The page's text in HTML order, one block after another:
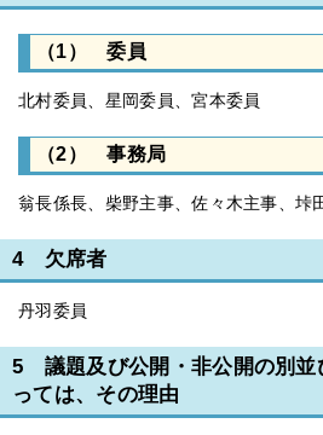
（1） 委員
北村委員、星岡委員、宮本委員
（2） 事務局
翁長係長、柴野主事、佐々木主事、垰
4 欠席者
丹羽委員
5 議題及び公開・非公開の別並
っては、その理由